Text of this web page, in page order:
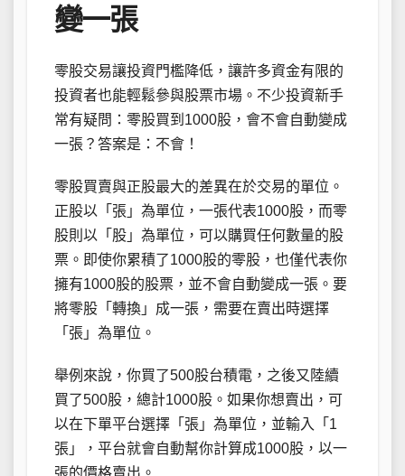
變一張
零股交易讓投資門檻降低，讓許多資金有限的
投資者也能輕鬆參與股票市場。不少投資新手
常有疑問：零股買到1000股，會不會自動變成
一張？答案是：不會！
零股買賣與正股最大的差異在於交易的單位。
正股以「張」為單位，一張代表1000股，而零
股則以「股」為單位，可以購買任何數量的股
票。即使你累積了1000股的零股，也僅代表你
擁有1000股的股票，並不會自動變成一張。要
將零股「轉換」成一張，需要在賣出時選擇
「張」為單位。
舉例來說，你買了500股台積電，之後又陸續
買了500股，總計1000股。如果你想賣出，可
以在下單平台選擇「張」為單位，並輸入「1
張」，平台就會自動幫你計算成1000股，以一